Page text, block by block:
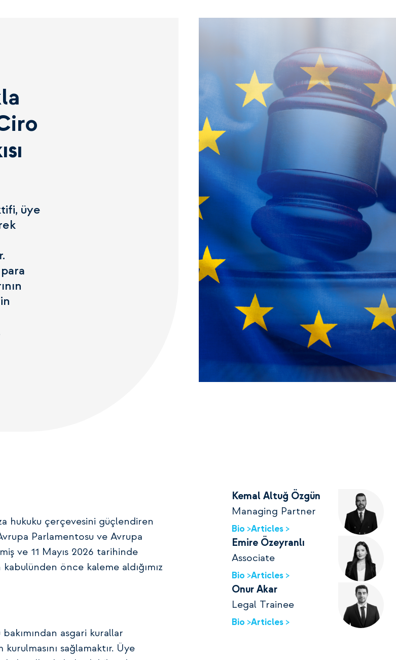
üye
hukuku çerçevesini güçlendiren
Parlamentosu ve Avrupa
ve 11 Mayıs 2026 tarihinde
önce kaleme aldığımız
asgari kurallar
sağlamaktır. Üye
Kemal Altuğ Özgün
Managing Partner
Bio >Articles >
Emire Özeyranlı
Associate
Bio >Articles >
Onur Akar
Legal Trainee
Bio >Articles >